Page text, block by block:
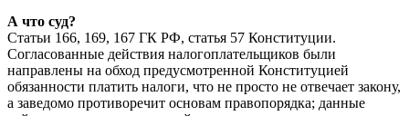
А что суд?
Статьи 166, 169, 167 ГК РФ, статья 57 Конституции.
Согласованные действия налогоплательщиков были
направлены на обход предусмотренной Конституцией
обязанности платить налоги, что не просто не отвечает закону,
а заведомо противоречит основам правопорядка; данные